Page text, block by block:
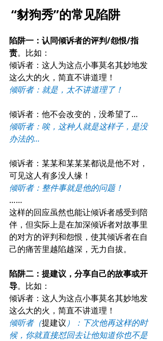
“豺狗秀”的常见陷阱
陷阱一：认同倾诉者的评判/怨恨/指
责。比如：
倾诉者：这人为这点小事莫名其妙地发
这么大的火，简直不讲道理！
倾听者：就是，太不讲道理了！
倾诉者：他不会改变的，没希望了…
倾听者：唉，这种人就是这样子，是没
办法的…
倾诉者：某某和某某某都说是他不对，
可见这人有多没人缘！
倾听者：整件事就是他的问题！
……
这样的回应虽然也能让倾诉者感受到陪
伴，但实际上是在加深倾诉者对故事里
的对方的评判和怨恨，使其倾诉者在自
己的痛苦里越陷越深，无力自拔。
陷阱二：提建议，分享自己的故事或开
导。比如：
倾诉者：这人为这点小事莫名其妙地发
这么大的火，简直不讲道理！
倾听者（提建议 ）：下次他再这样的时
候，你就直接怼回去让他知道你也不是